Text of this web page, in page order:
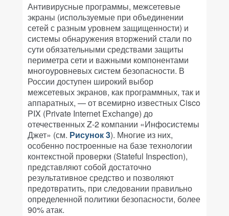
Антивирусные программы, межсетевые
экраны (используемые при объединении
сетей с разным уровнем защищенности) и
системы обнаружения вторжений стали по
сути обязательными средствами защиты
периметра сети и важными компонентами
многоуровневых систем безопасности. В
России доступен широкий выбор
межсетевых экранов, как программных, так и
аппаратных, — от всемирно известных Cisco
PIX (Private Internet Exchange) до
отечественных Z-2 компании «Инфосистемы
Джет» (см. Рисунок 3). Многие из них,
особенно построенные на базе технологии
контекстной проверки (Stateful Inspection),
представляют собой достаточно
результативное средство и позволяют
предотвратить, при следовании правильно
определенной политики безопасности, более
90% атак.